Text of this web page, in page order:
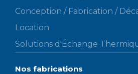
Conception / Fabrication /
Location
Solutions d'Échange
Nos fabrications